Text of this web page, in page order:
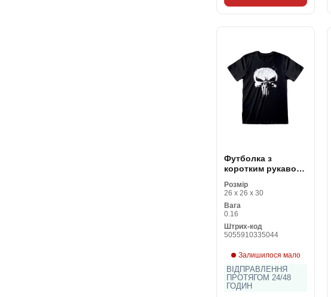
Футболка з
коротким рукавом
Чорний Унісекс
Розмір
26 x 26 x 30
Вага
0.16
Штрих-код
5055910335044
Залишилося мало
ВІДПРАВЛЕННЯ
ПРОТЯГОМ 24/48
ГОДИН